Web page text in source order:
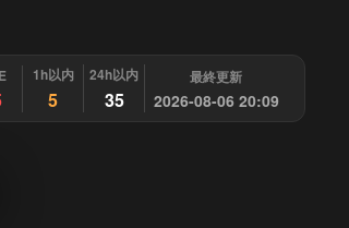
1h以内
5
24h以内
35
最終更新
2026-08-06 20:09